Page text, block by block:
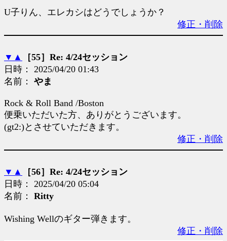
U子りん、エレカシはどうでしょうか？
修正・削除
▼ ▲
［55］Re: 4/24セッション
日時： 2025/04/20 01:43
名前： やま
Rock & Roll Band /Boston
便乗いただいた方、ありがとうございます。
(gt2:)とさせていただきます。
修正・削除
▼ ▲
［56］Re: 4/24セッション
日時： 2025/04/20 05:04
名前： Ritty
Wishing Wellのギター弾きます。
修正・削除